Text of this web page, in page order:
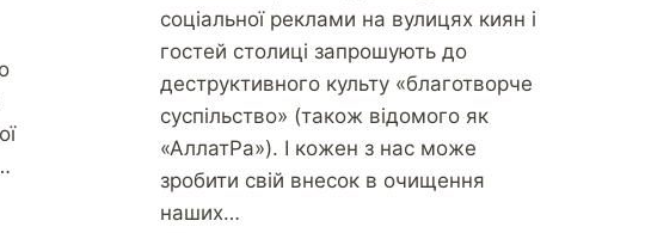
соціальної реклами на вулицях киян і
гостей столиці запрошують до
деструктивного культу «благотворче
суспільство» (також відомого як
«АллатРа»). І кожен з нас може
зробити свій внесок в очищення
наших…